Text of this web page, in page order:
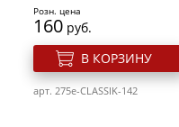
Розн. цена
160 руб.
В КОРЗИНУ
арт. 275e-CLASSIK-142